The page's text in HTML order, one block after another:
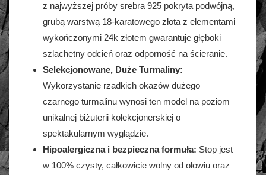
z najwyższej próby srebra 925 pokryta podwójną,
grubą warstwą 18-karatowego złota z elementami
wykończonymi 24k złotem gwarantuje głęboki
szlachetny odcień oraz odporność na ścieranie.
Selekcjonowane, Duże Turmaliny:
Wykorzystanie rzadkich okazów dużego
czarnego turmalinu wynosi ten model na poziom
unikalnej biżuterii kolekcjonerskiej o
spektakularnym wyglądzie.
Hipoalergiczna i bezpieczna formuła: Stop jest
w 100% czysty, całkowicie wolny od ołowiu oraz